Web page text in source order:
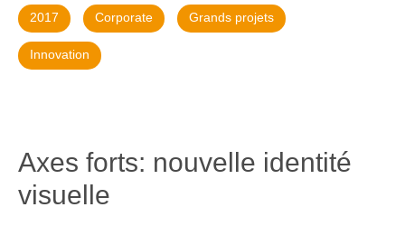
2017 Corporate Grands projets
Innovation
Axes forts: nouvelle identité
visuelle